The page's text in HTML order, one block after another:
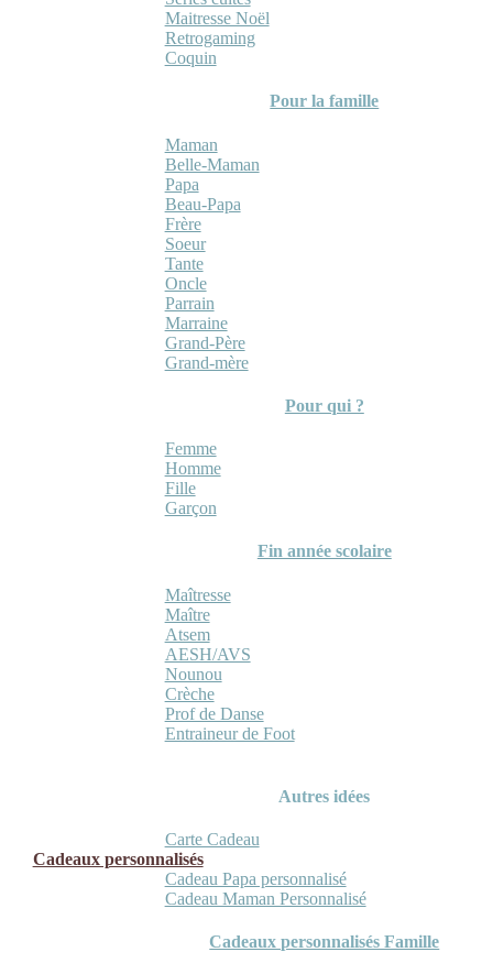
Maitresse Noël
Retrogaming
Coquin
Pour la famille
Maman
Belle-Maman
Papa
Beau-Papa
Frère
Soeur
Tante
Oncle
Parrain
Marraine
Grand-Père
Grand-mère
Pour qui ?
Femme
Homme
Fille
Garçon
Fin année scolaire
Maîtresse
Maître
Atsem
AESH/AVS
Nounou
Crèche
Prof de Danse
Entraineur de Foot
Autres idées
Carte Cadeau
Cadeaux personnalisés
Cadeau Papa personnalisé
Cadeau Maman Personnalisé
Cadeaux personnalisés Famille